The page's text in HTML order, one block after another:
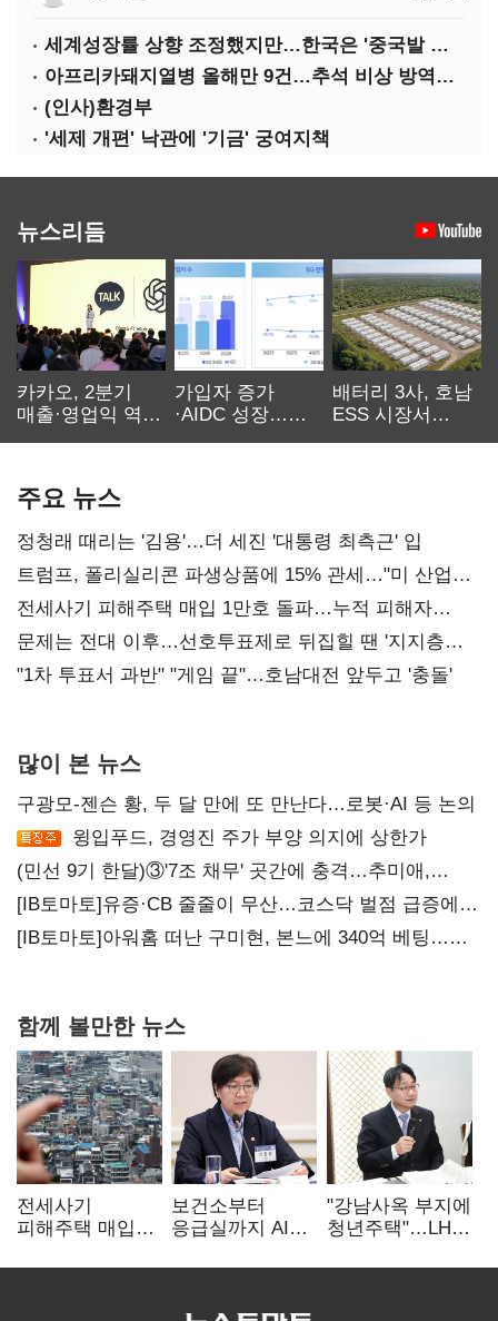
세계성장률 상향 조정했지만…한국은 '중국발 살얼음판'
아프리카돼지열병 올해만 9건…추석 비상 방역에 '총력'
(인사)환경부
'세제 개편' 낙관에 '기금' 궁여지책
뉴스리듬
카카오, 2분기
매출·영업익 역대
가입자 증가
·AIDC 성장…
배터리 3사, 호남
ESS 시장서
주요 뉴스
정청래 때리는 '김용'…더 세진 '대통령 최측근' 입
트럼프, 폴리실리콘 파생상품에 15% 관세…"미 산업
재건"
전세사기 피해주택 매입 1만호 돌파…누적 피해자
4만278명
문제는 전대 이후…선호투표제로 뒤집힐 땐 '지지층
불복'
"1차 투표서 과반" "게임 끝"…호남대전 앞두고 '충돌'
많이 본 뉴스
구광모-젠슨 황, 두 달 만에 또 만난다…로봇·AI 등 논의
윙입푸드, 경영진 주가 부양 의지에 상한가
(민선 9기 한달)③'7조 채무' 곳간에 충격…추미애,
20년만에 '비상재정' 선언 승부수
[IB토마토]유증·CB 줄줄이 무산…코스닥 벌점 급증에
상폐 압박
[IB토마토]아워홈 떠난 구미현, 본느에 340억 베팅…
함께 볼만한 뉴스
전세사기
피해주택 매입
누적 피해자
보건소부터
응급실까지 AI
혁신 본격화
"강남사옥 부지에
청년주택"…LH도